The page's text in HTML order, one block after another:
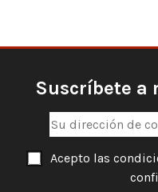
Suscríbete a
Acepto las